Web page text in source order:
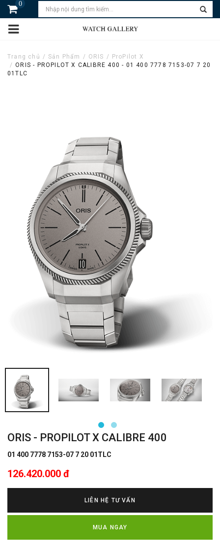
0
Trang chủ Sản Phẩm ORIS
ProPilot X
ORIS - PROPILOT X CALIBRE 400 - 01 400 7778 7153-07 7 20
01TLC
ORIS - PROPILOT X CALIBRE 400
01 400 7778 7153-07 7 20 01TLC
126.420.000 đ
LIÊN HỆ TƯ VẤN
MUA NGAY